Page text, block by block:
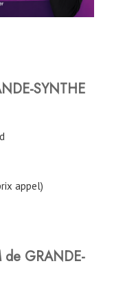
SYNTHE
appel)
de GRANDE-